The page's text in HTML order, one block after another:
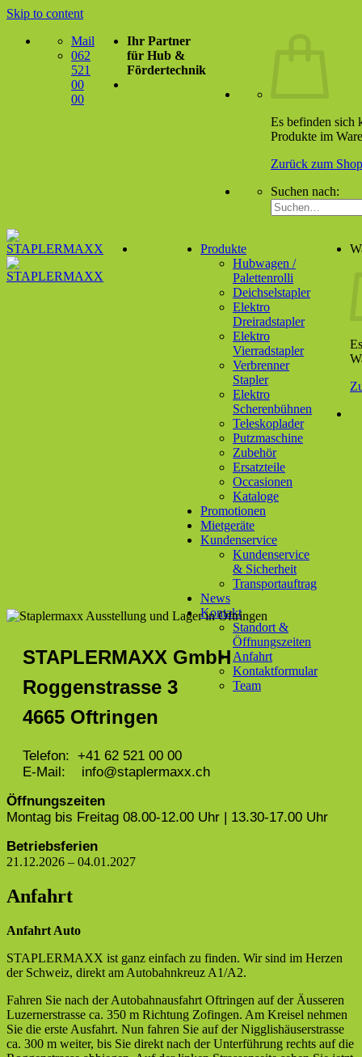
Skip to content
Mail
062
521
00
00
Ihr Partner
für Hub &
Fördertechnik
Es befinden sich
Produkte im
Zurück zum Shop
Suchen nach:
Produkte
Hubwagen /
Palettenrolli
Deichselstapler
Elektro
Dreiradstapler
Elektro
Vierradstapler
Verbrenner
Stapler
Elektro
Scherenbühnen
Teleskoplader
Putzmaschine
Zubehör
Ersatzteile
Occasionen
Kataloge
Promotionen
Mietgeräte
Kundenservice
Kundenservice
& Sicherheit
Transportauftrag
News
Kontakt
Standort &
Öffnungszeiten
Anfahrt
Kontaktformular
Team
STAPLERMAXX GmbH
Roggenstrasse 3
4665 Oftringen
Telefon: +41 62 521 00 00
E-Mail: info@staplermaxx.ch
Öffnungszeiten
Montag bis Freitag 08.00-12.00 Uhr | 13.30-17.00 Uhr
Betriebsferien
21.12.2026 – 04.01.2027
Anfahrt
Anfahrt Auto
STAPLERMAXX ist ganz einfach zu finden. Wir sind im Herzen
der Schweiz, direkt am Autobahnkreuz A1/A2.
Fahren Sie nach der Autobahnausfahrt Oftringen auf der Äusseren
Luzernerstrasse ca. 350 m Richtung Zofingen. Am Kreisel nehmen
Sie die erste Ausfahrt. Nun fahren Sie auf der Nigglishäuserstrasse
ca. 300 m weiter, bis Sie direkt nach der Unterführung rechts auf die